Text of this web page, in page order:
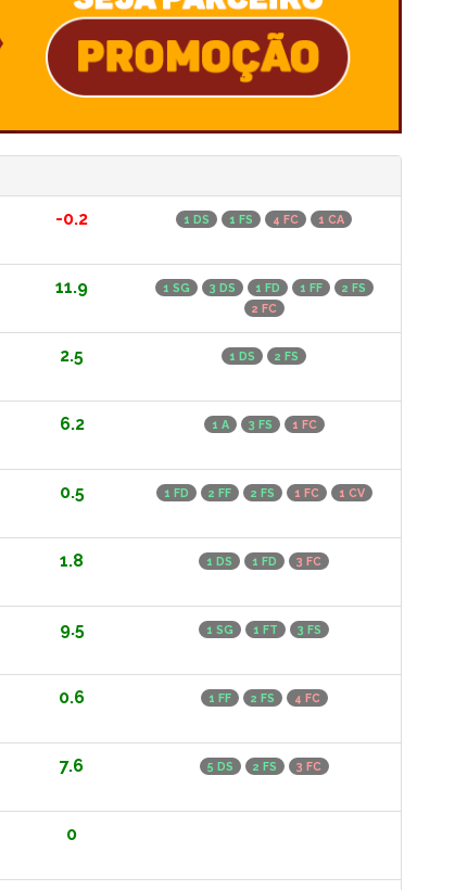
-0.2 1 DS 1 FS 4 FC 1 CA
11.9 1 SG 3 DS 1 FD 1 FF
2 FS
2 FC
2.5 1 DS 2 FS
6.2 1 A 3 FS 1 FC
0.5 1 FD 2 FF 2 FS 1 FC 1 CV
1.8 1 DS 1 FD 3 FC
9.5 1 SG 1 FT 3 FS
0.6 1 FF 2 FS 4 FC
7.6 5 DS 2 FS 3 FC
0